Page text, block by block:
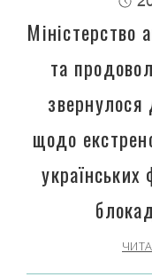
Міністерство
та
звернулося
щодо
українських